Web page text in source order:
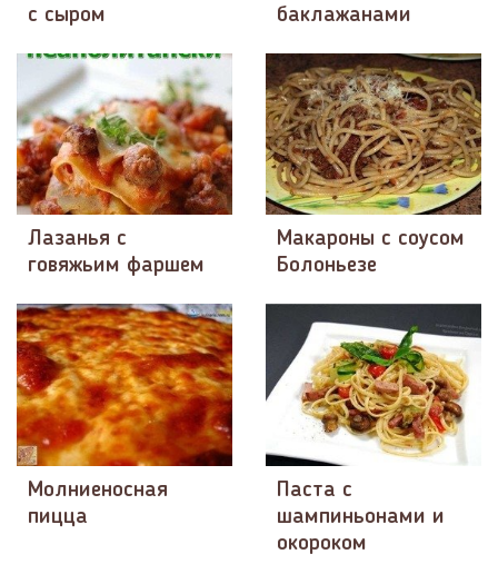
с сыром
баклажанами
Лазанья с
говяжьим фаршем
Макароны с соусом
Болоньезе
Молниеносная
пицца
Паста с
шампиньонами и
окороком